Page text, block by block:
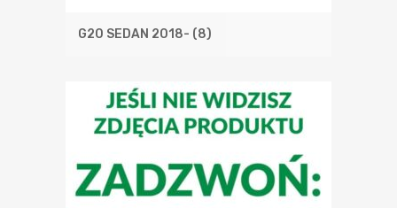
G20 SEDAN 2018- (8)